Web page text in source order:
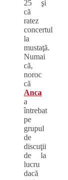
25 şi
că
ratez
concertul
la
mustaţă.
Numai
că,
noroc
că
Anca
a
întrebat
pe
grupul
de
discuţii
de la
lucru
dacă